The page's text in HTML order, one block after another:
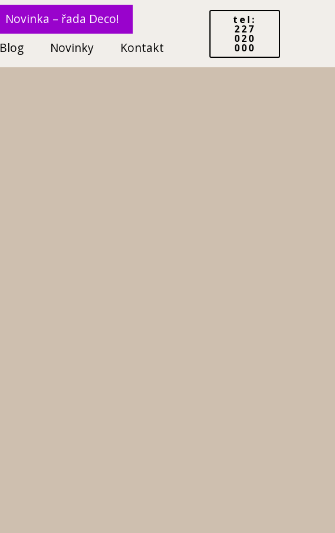
Novinka – řada Deco!
Blog Novinky Kontakt
tel:
227
020
000